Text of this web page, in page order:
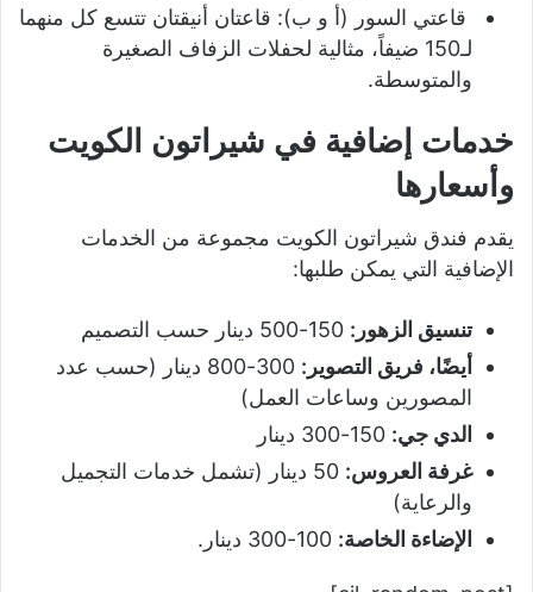
قاعتي السور (أ و ب): قاعتان أنيقتان تتسع كل منهما
لـ150 ضيفاً، مثالية لحفلات الزفاف الصغيرة
والمتوسطة.
خدمات إضافية في شيراتون الكويت
وأسعارها
يقدم فندق شيراتون الكويت مجموعة من الخدمات
الإضافية التي يمكن طلبها:
تنسيق الزهور:
أيضًا، فريق التصوير:
300-800 دينار (حسب عدد
المصورين وساعات العمل)
الدي جي:
غرفة العروس:
50 دينار (تشمل خدمات التجميل
والرعاية)
الإضاءة الخاصة: